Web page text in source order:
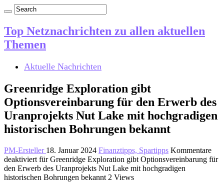
Top Netznachrichten zu allen aktuellen
Themen
Aktuelle Nachrichten
Greenridge Exploration gibt
Optionsvereinbarung für den Erwerb des
Uranprojekts Nut Lake mit hochgradigen
historischen Bohrungen bekannt
PM-Ersteller 18. Januar 2024 Finanztipps, Spartipps Kommentare
deaktiviert für Greenridge Exploration gibt Optionsvereinbarung für
den Erwerb des Uranprojekts Nut Lake mit hochgradigen
historischen Bohrungen bekannt 2 Views